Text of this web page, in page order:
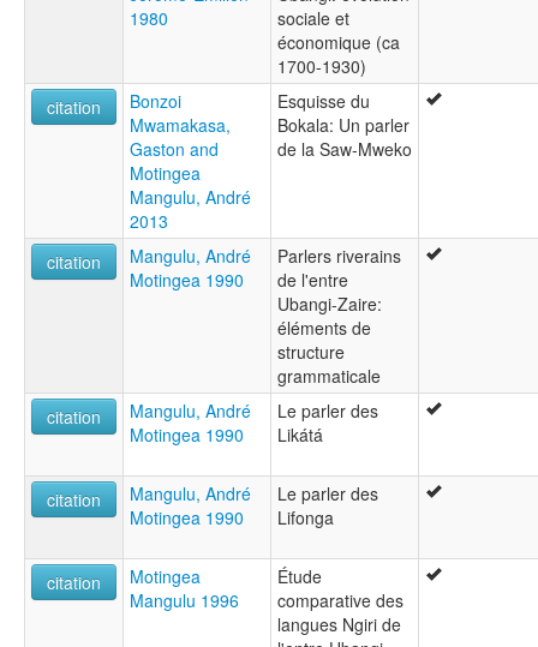
1980
sociale et
économique (ca
1700-1930)
citation
Bonzoi
Mwamakasa,
Gaston and
Motingea
Mangulu, André
2013
Esquisse du
Bokala: Un parler
de la Saw-Mweko
citation
Mangulu, André
Motingea 1990
Parlers riverains
de l'entre
Ubangi-Zaire:
éléments de
structure
grammaticale
citation
Mangulu, André
Motingea 1990
Le parler des
Likátá
citation
Mangulu, André
Motingea 1990
Le parler des
Lifonga
citation
Motingea
Mangulu 1996
Étude
comparative des
langues Ngiri de